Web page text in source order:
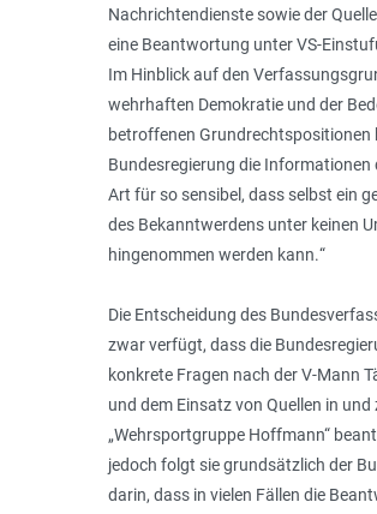
Nachrichtendienste sowie der
eine Beantwortung unter VS-
Im Hinblick auf den
wehrhaften Demokratie und der
betroffenen Grundrechtspositionen
Bundesregierung die Informationen
Art für so sensibel, dass selbst ein
des Bekanntwerdens unter keinen
hingenommen werden kann.“
Die Entscheidung des
zwar verfügt, dass die
konkrete Fragen nach der V-Mann
und dem Einsatz von Quellen in und
„Wehrsportgruppe Hoffmann“
jedoch folgt sie grundsätzlich der
darin, dass in vielen Fällen die